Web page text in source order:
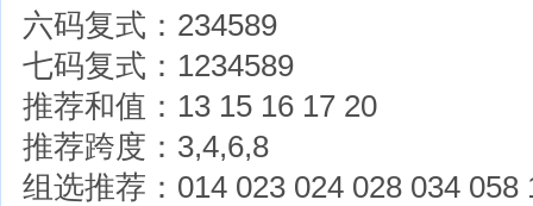
六码复式：234589
七码复式：1234589
推荐和值：13 15 16 17 20
推荐跨度：3,4,6,8
组选推荐：014 023 024 028 034 058